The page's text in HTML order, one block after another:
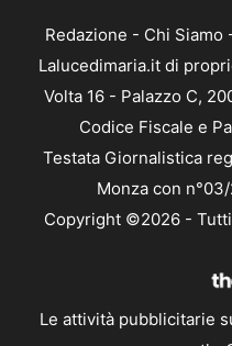
Redazione - Chi Siamo
Lalucedimaria.it di
Volta 16 - Palazzo C,
Codice Fiscale e
Testata Giornalistica
Monza con
Copyright ©2026 -
Le attività pubblicitarie